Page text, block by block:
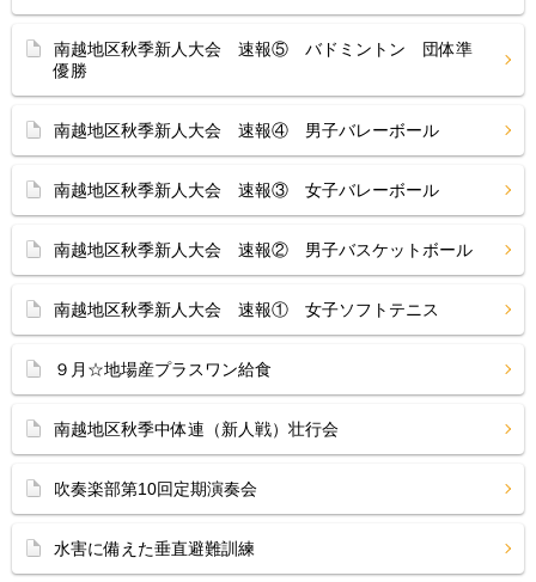
南越地区秋季新人大会 速報⑤ バドミントン 団体準
優勝
南越地区秋季新人大会 速報④ 男子バレーボール
南越地区秋季新人大会 速報③ 女子バレーボール
南越地区秋季新人大会 速報② 男子バスケットボール
南越地区秋季新人大会 速報① 女子ソフトテニス
９月☆地場産プラスワン給食
南越地区秋季中体連（新人戦）壮行会
吹奏楽部第10回定期演奏会
水害に備えた垂直避難訓練